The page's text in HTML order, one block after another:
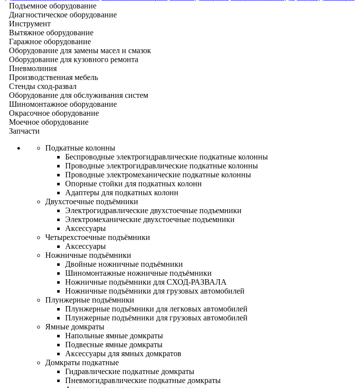
Подъемное оборудование
Диагностическое оборудование
Инструмент
Вытяжное оборудование
Гаражное оборудование
Оборудование для замены масел и смазок
Оборудование для кузовного ремонта
Пневмолиния
Производственная мебель
Стенды сход-развал
Оборудование для обслуживания систем
Шиномонтажное оборудование
Окрасочное оборудование
Моечное оборудование
Запчасти
Подкатные колонны
Беспроводные электрогидравлические подкатные колонны
Проводные электрогидравлические подкатные колонны
Проводные электромеханические подкатные колонны
Опорные стойки для подкатных колонн
Адаптеры для подкатных колонн
Двухстоечные подъёмники
Электрогидравлические двухстоечные подъемники
Электромеханические двухстоечные подъемники
Аксессуары
Четырехстоечные подъёмники
Аксессуары
Ножничные подъёмники
Двойные ножничные подъёмники
Шиномонтажные ножничные подъёмники
Ножничные подъёмники для СХОД-РАЗВАЛА
Ножничные подъёмники для грузовых автомобилей
Плунжерные подъёмники
Плунжерные подъёмники для легковых автомобилей
Плунжерные подъёмники для грузовых автомобилей
Ямные домкраты
Напольные ямные домкраты
Подвесные ямные домкраты
Аксессуары для ямных домкратов
Домкраты подкатные
Гидравлические подкатные домкраты
Пневмогидравлические подкатные домкраты